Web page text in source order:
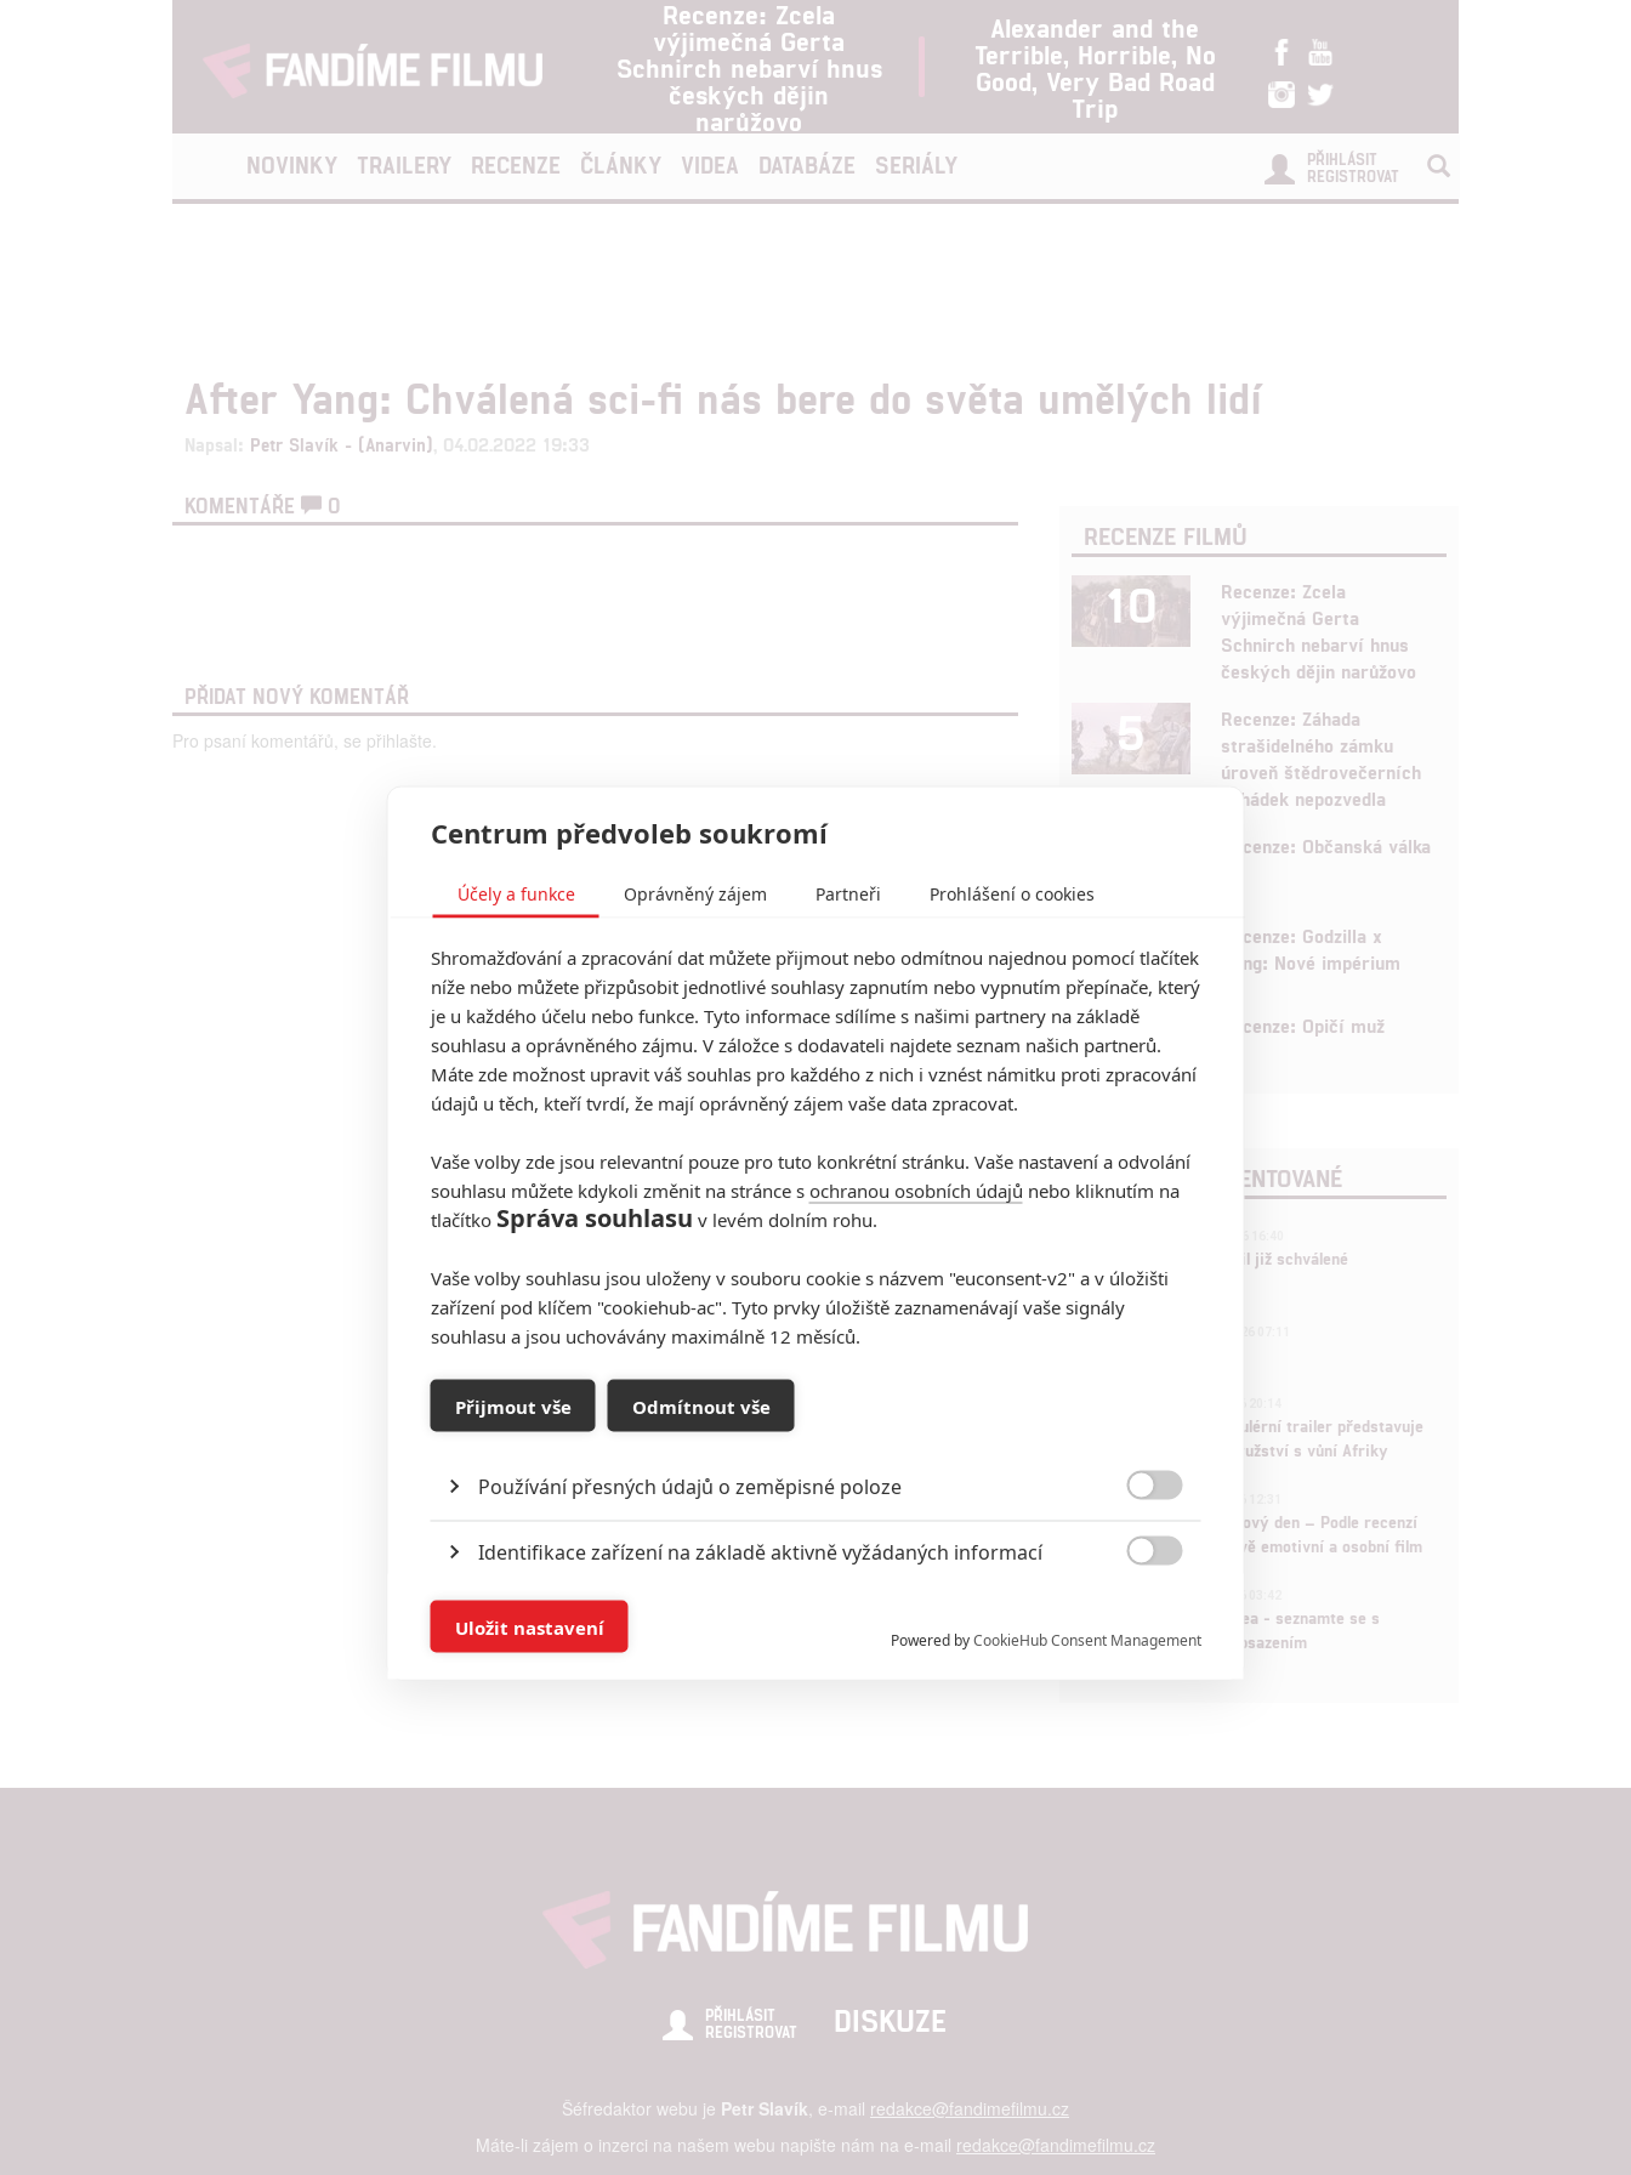
Recenze: Zcela
výjimečná Gerta
Schnirch nebarví hnus
českých dějin
narůžovo
Alexander and the
Terrible, Horrible, No
Good, Very Bad Road
Trip
NOVINKY TRAILERY RECENZE ČLÁNKY VIDEA DATABÁZE SERIÁLY
PŘIHLÁSIT
REGISTROVAT
After Yang: Chválená sci-fi nás bere do světa umělých lidí
Napsal: Petr Slavík - (Anarvin) , 04.02.2022 19:33
KOMENTÁŘE 0
PŘIDAT NOVÝ KOMENTÁŘ
Pro psaní komentářů, se přihlašte.
RECENZE FILMŮ
10
Recenze: Zcela
výjimečná Gerta
Schnirch nebarví hnus
českých dějin narůžovo
5
Recenze: Záhada
strašidelného zámku
úroveň štědrovečerních
pohádek nepozvedla
Recenze: Občanská válka
6
Recenze: Godzilla x
Kong: Nové impérium
8 Recenze: Opičí muž
POSLEDNÍ KOMENTOVANÉ
Marvel nečekaně zrušil již schválené
pokračování
433
Děti krve a kostí: Regulérní trailer představuje
akční fantasy dobrodružství s vůní Afriky
ČLÁNEK | 30.07.2026 12:31
Spider-Man: Zbrusu nový den – Podle recenzí
máme čekat překvapivě emotivní a osobní film
Velké preview: Odyssea - seznamte se s
maximálně nabitým obsazením
PŘIHLÁSIT
REGISTROVAT
DISKUZE
Šéfredaktor webu je Petr Slavík , e-mail redakce@fandimefilmu.cz
Máte-li zájem o inzerci na našem webu napište nám na e-mail redakce@fandimefilmu.cz
Centrum předvoleb soukromí
Účely a funkce Oprávněný zájem Partneři Prohlášení o cookies
Shromažďování a zpracování dat můžete přijmout nebo odmítnou najednou pomocí tlačítek
níže nebo můžete přizpůsobit jednotlivé souhlasy zapnutím nebo vypnutím přepínače, který
je u každého účelu nebo funkce. Tyto informace sdílíme s našimi partnery na základě
souhlasu a oprávněného zájmu. V záložce s dodavateli najdete seznam našich partnerů.
Máte zde možnost upravit váš souhlas pro každého z nich i vznést námitku proti zpracování
údajů u těch, kteří tvrdí, že mají oprávněný zájem vaše data zpracovat.
Vaše volby zde jsou relevantní pouze pro tuto konkrétní stránku. Vaše nastavení a odvolání
souhlasu můžete kdykoli změnit na stránce s ochranou osobních údajů nebo kliknutím na
tlačítko Správa souhlasu v levém dolním rohu.
Vaše volby souhlasu jsou uloženy v souboru cookie s názvem "euconsent-v2" a v úložišti
zařízení pod klíčem "cookiehub-ac". Tyto prvky úložiště zaznamenávají vaše signály
souhlasu a jsou uchovávány maximálně 12 měsíců.
Přijmout vše Odmítnout vše
Používání přesných údajů o zeměpisné poloze
Identifikace zařízení na základě aktivně vyžádaných informací
Ukládání a/nebo přístup k informacím v zařízení

Poskytování a zobrazování reklamy a obsahu
Powered byCookieHub Consent Management
Uložit nastavení